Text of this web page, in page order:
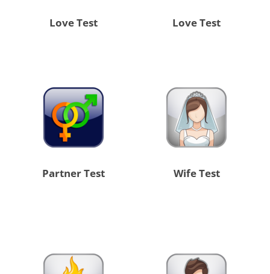
Love Test Love Test
Partner Test Wife Test